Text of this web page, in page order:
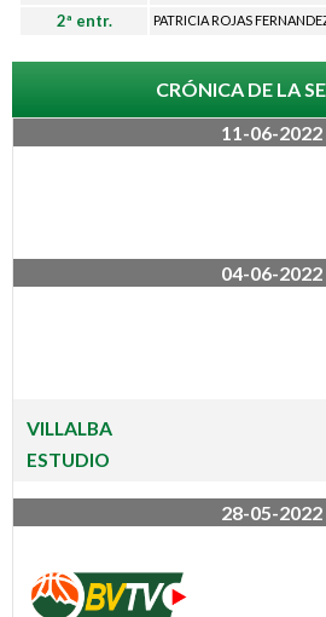
b
a
2ª entr. PATRICIA ROJAS
CRÓNICA DE LA
11-06-2022
04-06-2022
VILLALBA
ESTUDIO
28-05-2022